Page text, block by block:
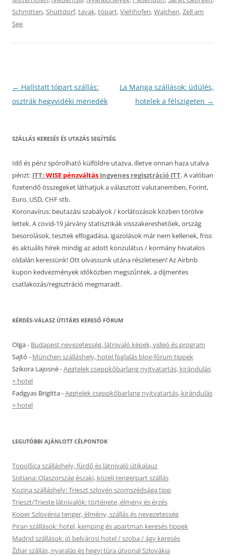
Schmitten,Shüttdorf,tavak,tópart,Viehhofen,Walchen,Zell am
See
Bejegyzés
navigáció
← Hallstatt tópart szállás:
osztrák hegyvidéki menedék
La Manga szállások: üdülés,
hotelek a félszigeten →
SZÁLLÁS KERESÉS ÉS UTAZÁS SEGÍTSÉG
Idő és pénz spórolható külföldre utazva, illetve onnan haza utalva
pénzt: ITT: WISE pénzváltás Ingyenes regisztráció ITT. A valóban
fizetendő összegeket láthatjuk a választott valutanemben, Forint,
Euro, USD, CHF stb.
Koronavírus: beutazási szabályok / korlátozások közben törölve
lettek. A covid-19 járvány statisztikák visszakereshetőek, ország
besorolások, tesztek elfogadása, igazolások már nem kellenek, friss
és aktuális hírek mindig az adott konzulátus / kormány hivatalos
oldalán keressünk! Ott olvassunk utána részletesen! Az Airbnb
kupon kedvezmények időközben megszűntek, a díjmentes
csatlakozás/regisztráció megmaradt.
KÉRDÉS-VÁLASZ ÚTITÁRS KERESŐ FÓRUM
Olga- Budapest nevezetesség, látnivaló képek, videó és program
Sajtó - München szálláshely, hotel foglalás blog-fórum tippek
Szikora Lajosné-Aggtelek cseppkőbarlang nyitvatartás, kirándulás
+ hotel
Fadgyas Brigitta-Aggtelek cseppkőbarlang nyitvatartás, kirándulás
+ hotel
LEGUTÓBBI AJÁNLOTT CÉLPONTOK
Topolšica szálláshely, fürdő és látnivaló útikalauz
Sistiana: Olaszország északi, közeli tengerpart szállás
Kozina szálláshely: Trieszt szlovén szomszédsága tipp
Trieszt/Trieste látnivalók: története, élmény és érzés
Koper Szlovénia tenger, élmény, szállás és nevezetesség
Piran szállások: hotel, kemping és apartman keresés tippek
Madrid szállások: jó belvárosi hotel / szoba / ágy keresés
Ždiar szállás, nyaralás és hegyi túra útvonal Szlovákia